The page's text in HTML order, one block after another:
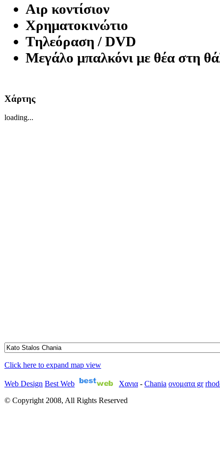
Αιρ κοντίσιον
Χρηματοκινώτιο
Tηλεόραση / DVD
Μεγάλο μπαλκόνι με θέα στη
Χάρτης
loading...
Click here to expand map view
Web Design Best Web Χανια - Chania ονοματα gr
© Copyright 2008, All Rights Reserved